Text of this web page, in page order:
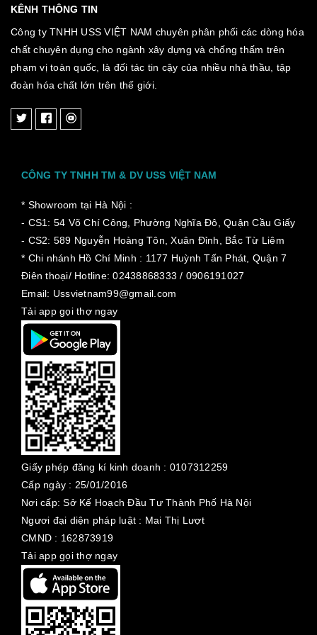
KÊNH THÔNG TIN
Công ty TNHH USS VIỆT NAM chuyên phân phối các dòng hóa
chất chuyên dụng cho ngành xây dựng và chống thấm trên
phạm vị toàn quốc, là đối tác tin cậy của nhiều nhà thầu, tập
đoàn hóa chất lớn trên thế giới.
CÔNG TY TNHH TM & DV USS VIỆT NAM
* Showroom tại Hà Nội :
- CS1: 54 Võ Chí Công, Phường Nghĩa Đô, Quận Cầu Giấy
- CS2: 589 Nguyễn Hoàng Tôn, Xuân Đỉnh, Bắc Từ Liêm
* Chi nhánh Hồ Chí Minh : 1177 Huỳnh Tấn Phát, Quận 7
Điên thoại/ Hotline: 02438868333 / 0906191027
Email: Ussvietnam99@gmail.com
Tải app gọi thợ ngay
Giấy phép đăng kí kinh doanh : 0107312259
Cấp ngày : 25/01/2016
Nơi cấp: Sở Kế Hoạch Đầu Tư Thành Phố Hà Nội
Ngươi đại diện pháp luật : Mai Thị Lượt
CMND : 162873919
Tải app gọi thợ ngay